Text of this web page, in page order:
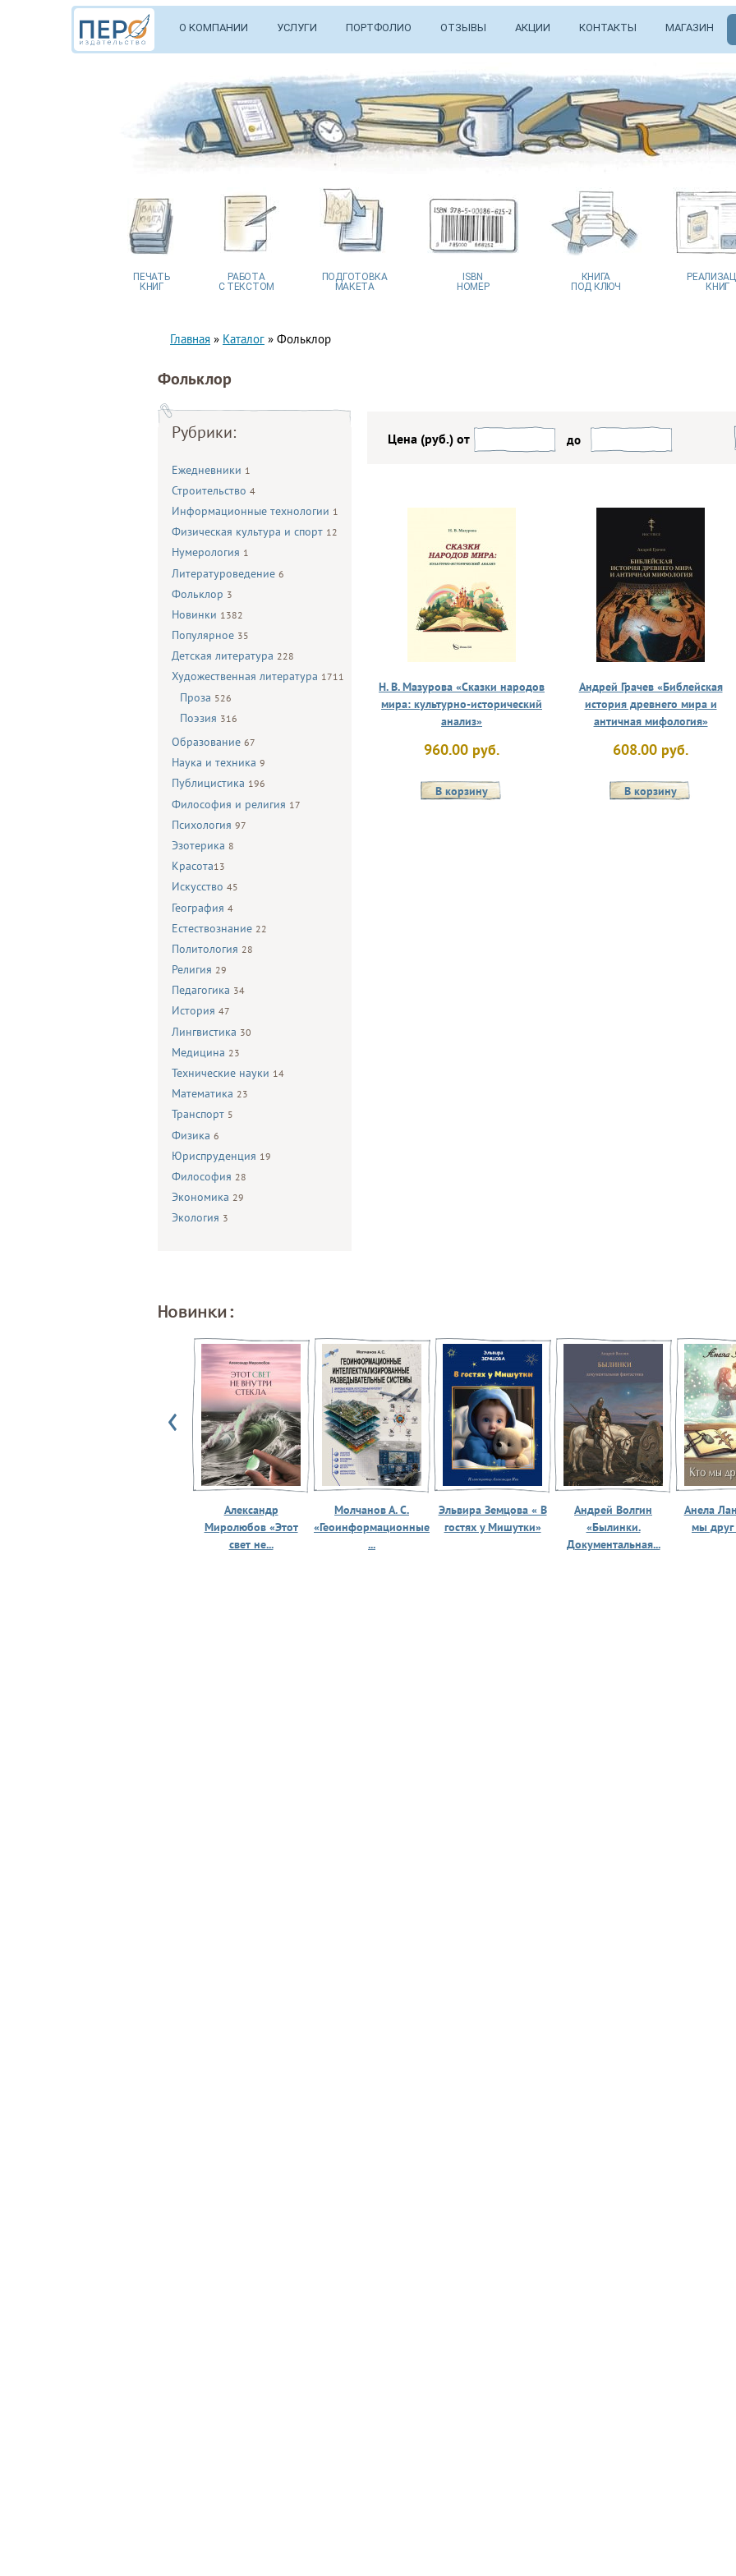
О КОМПАНИИ УСЛУГИ ПОРТФОЛИО ОТЗЫВЫ АКЦИИ КОНТАКТЫ МАГАЗИН
ПЕЧАТЬ
КНИГ
РАБОТА
С ТЕКСТОМ
ПОДГОТОВКА
МАКЕТА
ISBN
НОМЕР
КНИГА
ПОД КЛЮЧ
КНИГ
Главная » Каталог » Фольклор
Фольклор
Рубрики:
Ежедневники 1
Строительство 4
Информационные технологии 1
Физическая культура и спорт 12
Нумерология 1
Литературоведение 6
Фольклор 3
Новинки 1382
Популярное 35
Детская литература 228
Художественная литература 1711
Проза 526
Поэзия 316
Образование 67
Наука и техника 9
Публицистика 196
Философия и религия 17
Психология 97
Эзотерика 8
Красота13
Искусство 45
География 4
Естествознание 22
Политология 28
Религия 29
Педагогика 34
История 47
Лингвистика 30
Медицина 23
Технические науки 14
Математика 23
Транспорт 5
Физика 6
Юриспруденция 19
Философия 28
Экономика 29
Экология 3
Цена (руб.) от до
Н. В. Мазурова «Сказки народов
мира: культурно-исторический
анализ»
960.00 руб.
Андрей Грачев «Библейская
история древнего мира и
античная мифология»
608.00 руб.
Новинки:
Александр
Миролюбов «Этот
свет не...
Молчанов А. С.
«Геоинформационные
...
Эльвира Земцова « В
гостях у Мишутки»
Андрей Волгин
«Былинки.
Документальная...
Анела
мы друг